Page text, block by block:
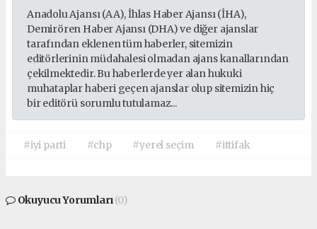
Anadolu Ajansı (AA), İhlas Haber Ajansı (İHA),
Demirören Haber Ajansı (DHA) ve diğer ajanslar
tarafından eklenen tüm haberler, sitemizin
editörlerinin müdahalesi olmadan ajans kanallarından
çekilmektedir. Bu haberlerde yer alan hukuki
muhataplar haberi geçen ajanslar olup sitemizin hiç
bir editörü sorumlu tutulamaz...
#iyi parti #chp #yerel seçim #ittifak
Okuyucu Yorumları(0)